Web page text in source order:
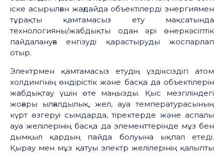
іске асырылған жағдайда объектілерді энергиямен
тұрақты қамтамасыз ету мақсатында
технологияны/жабдықты одан әрі өнеркәсіптік
пайдалануға енгізуді қарастыруды жоспарлап
отыр.
Электрмен қамтамасыз етудің үздіксіздігі атом
холдингінің өндірістік және басқа да объектілерін
жабдықтау үшін өте маңызды. Қыс мезгіліндегі
жоғары ылғалдылық, жел, ауа температурасының
күрт өзгеруі сымдарда, тіректерде және аспалы
ауа желілерінің басқа да элементтерінде мұз бен
дымқыл қардың пайда болуына ықпал етеді.
Қырау мен мұз қатуы электр желілерінің қалыпты